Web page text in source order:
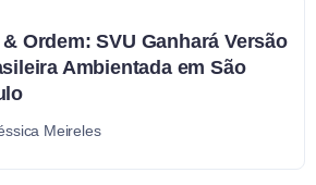
Ordem: SVU Ganhará Versão
Ambientada em São
Meireles